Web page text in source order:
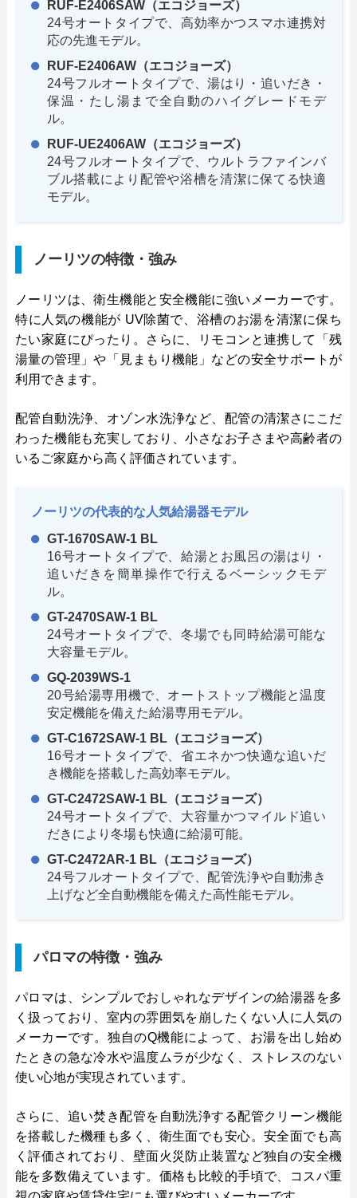
RUF-E2406SAW（エコジョーズ）
24号オートタイプで、高効率かつスマホ連携対
応の先進モデル。
RUF-E2406AW（エコジョーズ）
24号フルオートタイプで、湯はり・追いだき・
保温・たし湯まで全自動のハイグレードモデ
ル。
RUF-UE2406AW（エコジョーズ）
24号フルオートタイプで、ウルトラファインバ
ブル搭載により配管や浴槽を清潔に保てる快適
モデル。
ノーリツの特徴・強み
ノーリツは、衛生機能と安全機能に強いメーカーです。
特に人気の機能が UV除菌で、浴槽のお湯を清潔に保ち
たい家庭にぴったり。さらに、リモコンと連携して「残
湯量の管理」や「見まもり機能」などの安全サポートが
利用できます。
配管自動洗浄、オゾン水洗浄など、配管の清潔さにこだ
わった機能も充実しており、小さなお子さまや高齢者の
いるご家庭から高く評価されています。
ノーリツの代表的な人気給湯器モデル
GT-1670SAW-1 BL
16号オートタイプで、給湯とお風呂の湯はり・
追いだきを簡単操作で行えるベーシックモデ
ル。
GT-2470SAW-1 BL
24号オートタイプで、冬場でも同時給湯可能な
大容量モデル。
GQ-2039WS-1
20号給湯専用機で、オートストップ機能と温度
安定機能を備えた給湯専用モデル。
GT-C1672SAW-1 BL（エコジョーズ）
16号オートタイプで、省エネかつ快適な追いだ
き機能を搭載した高効率モデル。
GT-C2472SAW-1 BL（エコジョーズ）
24号オートタイプで、大容量かつマイルド追い
だきにより冬場も快適に給湯可能。
GT-C2472AR-1 BL（エコジョーズ）
24号フルオートタイプで、配管洗浄や自動沸き
上げなど全自動機能を備えた高性能モデル。
パロマの特徴・強み
パロマは、シンプルでおしゃれなデザインの給湯器を多
く扱っており、室内の雰囲気を崩したくない人に人気の
メーカーです。独自のQ機能によって、お湯を出し始め
たときの急な冷水や温度ムラが少なく、ストレスのない
使い心地が実現されています。
さらに、追い焚き配管を自動洗浄する配管クリーン機能
を搭載した機種も多く、衛生面でも安心。安全面でも高
く評価されており、壁面火災防止装置など独自の安全機
能を多数備えています。価格も比較的手頃で、コスパ重